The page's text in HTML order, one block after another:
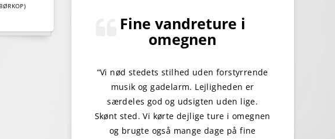
Fine vandreture i
omegnen
“Vi nød stedets stilhed uden forstyrrende
musik og gadelarm. Lejligheden er
særdeles god og udsigten uden lige.
Skønt sted. Vi kørte dejlige ture i omegnen
og brugte også mange dage på fine